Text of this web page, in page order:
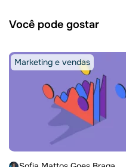
Você pode gostar
Marketing e vendas